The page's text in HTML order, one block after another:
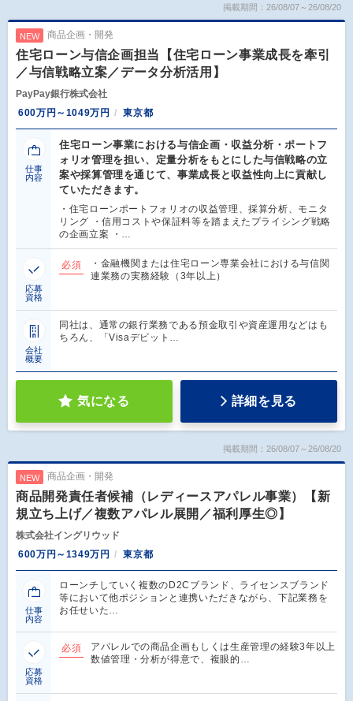
掲載期間：26/08/07～26/08/20
NEW 商品企画・開発
住宅ローン与信企画担当【住宅ローン事業成長を牽引
／与信戦略立案／データ分析活用】
PayPay銀行株式会社
600万円～1049万円
東京都
仕事
内容
住宅ローン事業における与信企画・収益分析・ポートフ
ォリオ管理を担い、定量分析をもとにした与信戦略の立
案や採算管理を通じて、事業成長と収益性向上に貢献し
ていただきます。
・住宅ローンポートフォリオの収益管理、採算分析、モニタ
リング ・信用コストや保証料等を踏まえたプライシング戦略
の企画立案 ・…
応募
資格
必須
・金融機関または住宅ローン専業会社における与信関
連業務の実務経験（3年以上）
会社
概要
同社は、通常の銀行業務である預金取引や資産運用などはも
ちろん、「Visaデビット…
気になる 詳細を見る
掲載期間：26/08/07～26/08/20
NEW 商品企画・開発
商品開発責任者候補（レディースアパレル事業）【新
規立ち上げ／複数アパレル展開／福利厚生◎】
株式会社イングリウッド
600万円～1349万円
東京都
仕事
内容
ローンチしていく複数のD2Cブランド、ライセンスブランド
等において他ポジションと連携いただきながら、下記業務を
お任せいた…
応募
資格
必須
アパレルでの商品企画もしくは生産管理の経験3年以上
数値管理・分析が得意で、複眼的…